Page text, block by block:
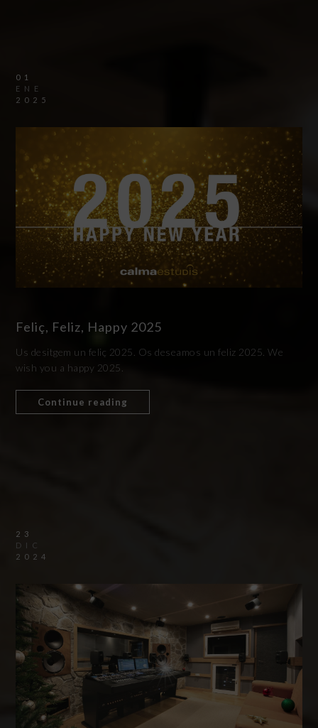
01
ENE
2025
Feliç, Feliz, Happy 2025
Us desitgem un feliç 2025. Os deseamos un feliz 2025. We
wish you a happy 2025.
Continue reading
23
DIC
2024